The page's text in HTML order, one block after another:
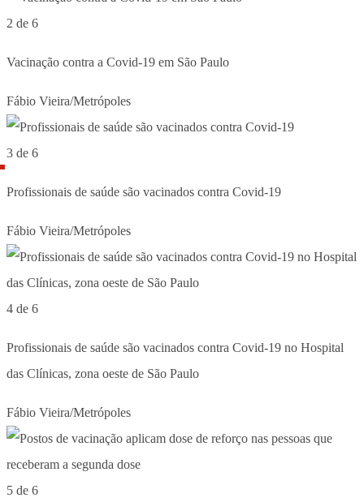
2 de 6
Vacinação contra a Covid-19 em São Paulo
Fábio Vieira/Metrópoles
3 de 6
Profissionais de saúde são vacinados contra Covid-19
Fábio Vieira/Metrópoles
4 de 6
Profissionais de saúde são vacinados contra Covid-19 no Hospital
das Clínicas, zona oeste de São Paulo
Fábio Vieira/Metrópoles
5 de 6